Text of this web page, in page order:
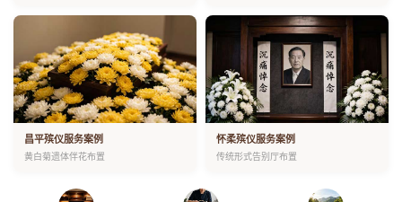
昌平殡仪服务案例
黄白菊遗体伴花布置
怀柔殡仪服务案例
传统形式告别厅布置